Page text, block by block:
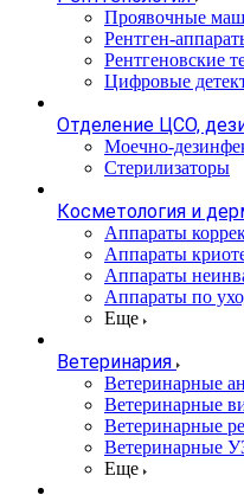
Проявочные
Рентген-
Рентгеновские
Цифровые
Отделение ЦСО,
Моечно-
Стерилизаторы
Косметология и
Аппараты
Аппараты
Аппараты
Аппараты по
Еще
Ветеринария
Ветеринарные
Ветеринарные
Ветеринарные
Ветеринарные
Еще